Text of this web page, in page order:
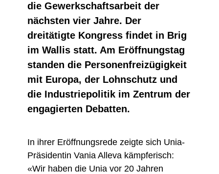
die Gewerkschaftsarbeit der
nächsten vier Jahre. Der
dreitätigte Kongress findet in Brig
im Wallis statt. Am Eröffnungstag
standen die Personenfreizügigkeit
mit Europa, der Lohnschutz und
die Industriepolitik im Zentrum der
engagierten Debatten.
In ihrer Eröffnungsrede zeigte sich Unia-
Präsidentin Vania Alleva kämpferisch:
«Wir haben die Unia vor 20 Jahren